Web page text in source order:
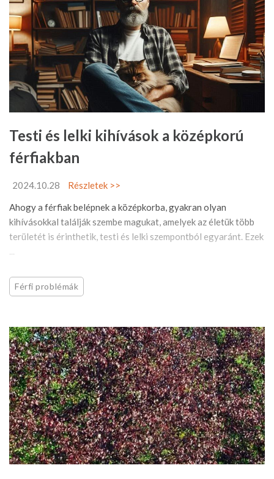
Testi és lelki kihívások a középkorú
férfiakban
2024.10.28
Részletek >>
Ahogy a férfiak belépnek a középkorba, gyakran olyan
kihívásokkal találják szembe magukat, amelyek az életük több
területét is érinthetik, testi és lelki szempontból egyaránt. Ezek
...
Férfi problémák